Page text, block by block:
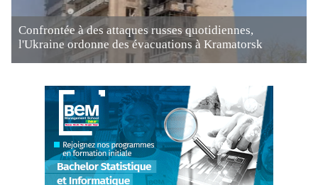
Confrontée à des attaques russes quotidiennes,
l'Ukraine ordonne des évacuations à Kramatorsk